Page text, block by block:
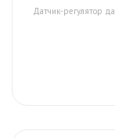
Датчик-регулятор